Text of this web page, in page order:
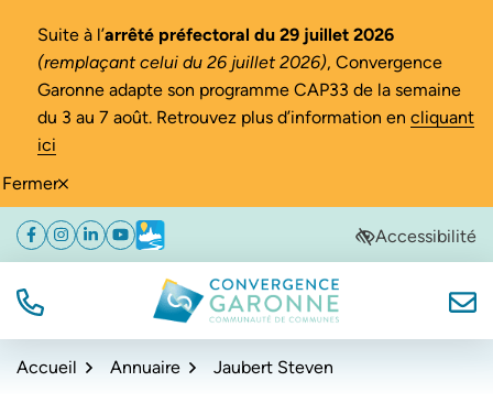
Fermer
Suite à l’arrêté préfectoral du 29 juillet 2026
(remplaçant celui du 26 juillet 2026), Convergence
Garonne adapte son programme CAP33 de la semaine
du 3 au 7 août. Retrouvez plus d’information en cliquant
ici
Aller
navigation
Aller
au
Aller
au
de
Facebook
(ouverture dans un nouvel onglet)
Instagram
(ouverture dans un nouvel onglet)
Linkedin
(ouverture dans un nouvel onglet)
YouTube
(ouverture dans un nouvel onglet)
Météo
(ouverture dans un nouvel onglet)Accessibilité
TÉL. Convergence Garonne
Accueil Annuaire Jaubert Steven